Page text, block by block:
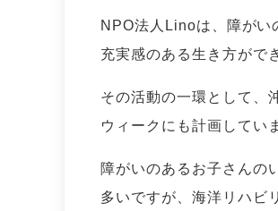
NPO法人Linoは、障がい
充実感のある生き方がで
その活動の一環として、
ウィークにも計画してい
障がいのあるお子さんの
多いですが、海洋リハビ